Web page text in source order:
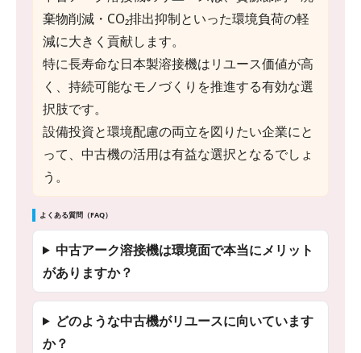
棄物削減・CO₂排出抑制といった環境負荷の軽
減に大きく貢献します。
特に長寿命な日本製溶接機はリユース価値が高
く、持続可能なモノづくりを推進する有効な選
択肢です。
設備投資と環境配慮の両立を図りたい企業にと
って、中古機の活用は有益な選択となるでしょ
う。
よくある質問（FAQ）
中古アーク溶接機は環境面で本当にメリット
がありますか？
どのような中古機がリユースに向いています
か？